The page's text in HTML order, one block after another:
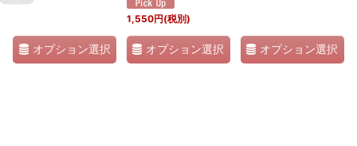
オプション選択
1,550円(税別)
オプション選択 オプション選択